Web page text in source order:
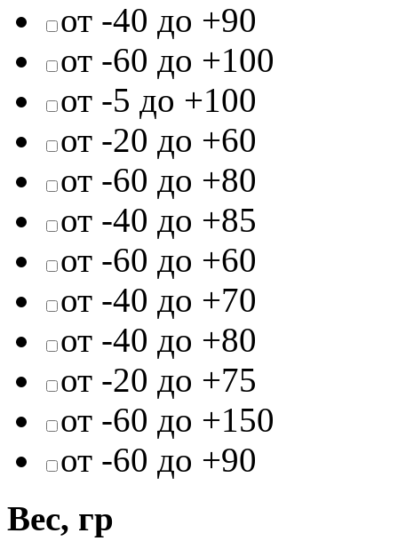
от -40 до +90
от -60 до +100
от -5 до +100
от -20 до +60
от -60 до +80
от -40 до +85
от -60 до +60
от -40 до +70
от -40 до +80
от -20 до +75
от -60 до +150
от -60 до +90
Вес, гр